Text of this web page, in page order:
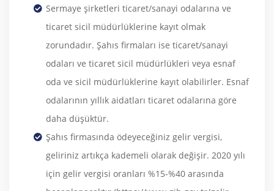
Sermaye şirketleri ticaret/sanayi odalarına ve
ticaret sicil müdürlüklerine kayıt olmak
zorundadır. Şahıs firmaları ise ticaret/sanayi
odaları ve ticaret sicil müdürlükleri veya esnaf
oda ve sicil müdürlüklerine kayıt olabilirler. Esnaf
odalarının yıllık aidatları ticaret odalarına göre
daha düşüktür.
Şahıs firmasında ödeyeceğiniz gelir vergisi,
geliriniz artıkça kademeli olarak değişir. 2020 yılı
için gelir vergisi oranları %15-%40 arasında